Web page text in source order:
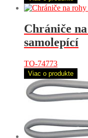
Chrániče
samolepící
TO-74773
Viac o produkte